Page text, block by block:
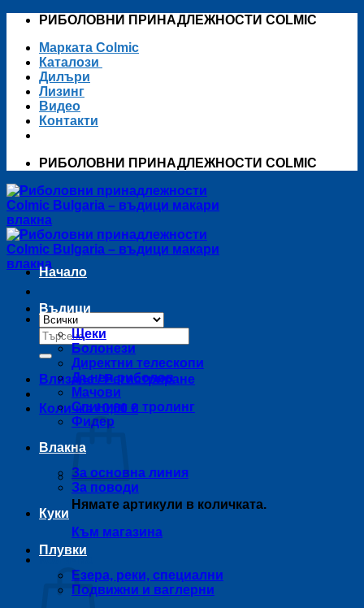
Skip
content
РИБОЛОВНИ ПРИНАДЛЕЖНОСТИ COLMIC
Марката Colmic
Каталози
Дилъри
Лизинг
Видео
Контакти
РИБОЛОВНИ ПРИНАДЛЕЖНОСТИ COLMIC
Търсене
за:
Влизане / Регистриране
Количка /0,00 €
Нямате артикули в количката.
Към магазина
Количка
Начало
Въдици
Щеки
Болонези
Директни телескопи
Дънен риболов
Мачови
Спининг и тролинг
Фидер
Влакна
За основна линия
За поводи
Куки
Плувки
Езера, реки, специални
Подвижни и ваглерни